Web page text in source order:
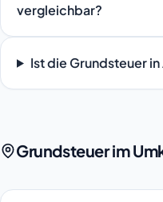
vergleichbar?
Ist die Grundsteuer
Grundsteuer im